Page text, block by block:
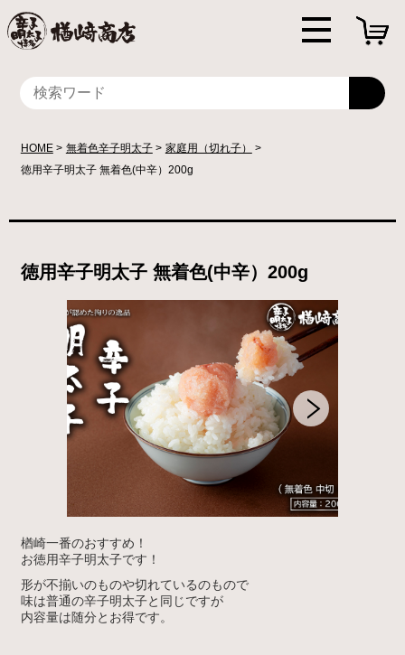
HOME 無着色辛子明太子
家庭用（切れ子）
徳用辛子明太子 無着色(中辛）200g
徳用辛子明太子 無着色(中辛）200g
楢崎一番のおすすめ！
お徳用辛子明太子です！
形が不揃いのものや切れているのもので
味は普通の辛子明太子と同じですが
内容量は随分とお得です。